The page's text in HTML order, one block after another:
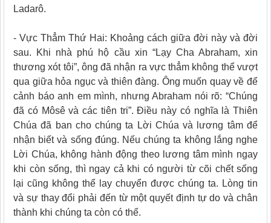
Ladarô.
- Vực Thẳm Thứ Hai: Khoảng cách giữa đời này và đời
sau. Khi nhà phú hộ cầu xin “Lạy Cha Abraham, xin
thương xót tôi”, ông đã nhận ra vực thẳm không thể vượt
qua giữa hỏa ngục và thiên đàng. Ông muốn quay về để
cảnh báo anh em mình, nhưng Abraham nói rõ: “Chúng
đã có Môsê và các tiên tri”. Điều này có nghĩa là Thiên
Chúa đã ban cho chúng ta Lời Chúa và lương tâm để
nhận biết và sống đúng. Nếu chúng ta không lắng nghe
Lời Chúa, không hành động theo lương tâm mình ngay
khi còn sống, thì ngay cả khi có người từ cõi chết sống
lại cũng không thể lay chuyển được chúng ta. Lòng tin
và sự thay đổi phải đến từ một quyết định tự do và chân
thành khi chúng ta còn có thể.